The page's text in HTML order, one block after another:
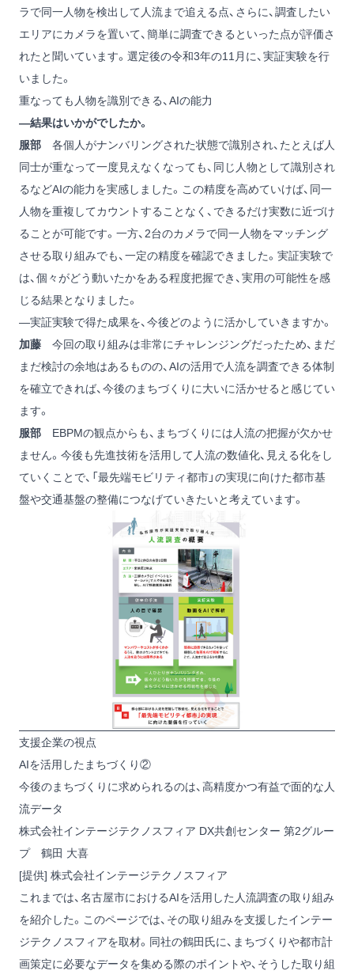
ラで同一人物を検出して人流まで追える点、さらに、調査したい
エリアにカメラを置いて、簡単に調査できるといった点が評価さ
れたと聞いています。選定後の令和3年の11月に、実証実験を行
いました。
重なっても人物を識別できる、AIの能力
―結果はいかがでしたか。
服部 各個人がナンバリングされた状態で識別され、たとえば人
同士が重なって一度見えなくなっても、同じ人物として識別され
るなどAIの能力を実感しました。この精度を高めていけば、同一
人物を重複してカウントすることなく、できるだけ実数に近づけ
ることが可能です。一方、2台のカメラで同一人物をマッチング
させる取り組みでも、一定の精度を確認できました。実証実験で
は、個々がどう動いたかをある程度把握でき、実用の可能性を感
じる結果となりました。
―実証実験で得た成果を、今後どのように活かしていきますか。
加藤 今回の取り組みは非常にチャレンジングだったため、まだ
まだ検討の余地はあるものの、AIの活用で人流を調査できる体制
を確立できれば、今後のまちづくりに大いに活かせると感じてい
ます。
服部 EBPMの観点からも、まちづくりには人流の把握が欠かせ
ません。今後も先進技術を活用して人流の数値化、見える化をし
ていくことで、「最先端モビリティ都市」の実現に向けた都市基
盤や交通基盤の整備につなげていきたいと考えています。
支援企業の視点
AIを活用したまちづくり②
今後のまちづくりに求められるのは、高精度かつ有益で面的な人
流データ
株式会社インテージテクノスフィア DX共創センター 第2グルー
プ 鶴田 大喜
[提供] 株式会社インテージテクノスフィア
これまでは、名古屋市におけるAIを活用した人流調査の取り組み
を紹介した。このページでは、その取り組みを支援したインテー
ジテクノスフィアを取材。同社の鶴田氏に、まちづくりや都市計
画策定に必要なデータを集める際のポイントや、そうした取り組